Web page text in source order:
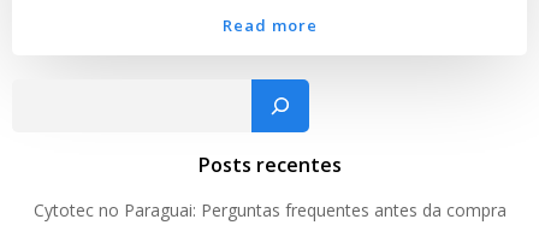
Read more
Pesquisar
Posts recentes
Cytotec no Paraguai: Perguntas frequentes antes da compra